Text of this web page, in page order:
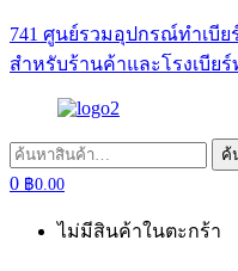
741 ศูนย์รวมอุปกรณ์ทำเบี
สำหรับร้านค้าและโรงเบีย
ค้นหา: ค้
0 ฿0.00
ไม่มีสินค้าในตะกร้า